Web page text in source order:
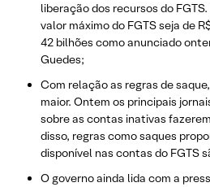
liberação dos recursos do
valor máximo do FGTS seja de
42 bilhões como anunciado
Guedes;
Com relação as regras de
maior. Ontem os principais
sobre as contas inativas
disso, regras como saques
disponível nas contas do FGTS
O governo ainda lida com a